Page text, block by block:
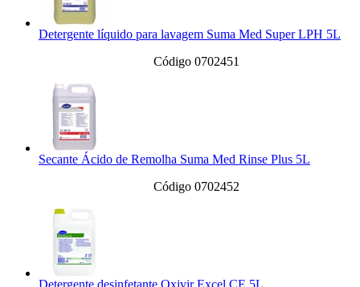
Detergente líquido para lavagem Suma Med Super LPH 5L
Código 0702451
Secante Ácido de Remolha Suma Med Rinse Plus 5L
Código 0702452
Detergente desinfetante Oxivir Excel CE 5L